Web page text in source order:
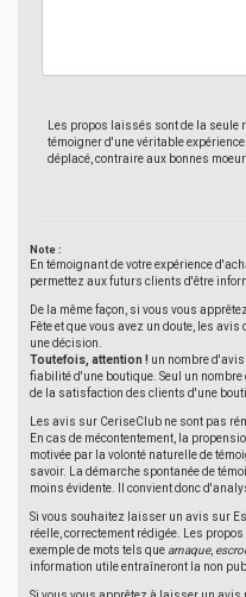
Les propos laissés sont de la
témoigner d'une véritable
déplacé, contraire aux bonnes
Note :
En témoignant de votre expérience
permettez aux futurs clients d'être
De la même façon, si vous vous
Fête et que vous avez un doute, les
une décision.
Toutefois, attention ! un nombre
fiabilité d'une boutique. Seul un
de la satisfaction des clients d'une
Les avis sur CeriseClub ne sont pas
En cas de mécontentement, la
motivée par la volonté naturelle de
savoir. La démarche spontanée de
moins évidente. Il convient donc
Si vous souhaitez laisser un avis sur
réelle, correctement rédigée. Les
exemple de mots tels que arnaque,
information utile entraîneront la non